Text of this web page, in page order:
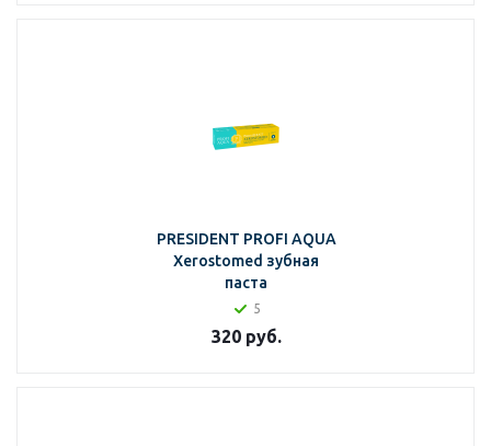
PRESIDENT PROFI AQUA
Xerostomed зубная
паста
5
320руб.